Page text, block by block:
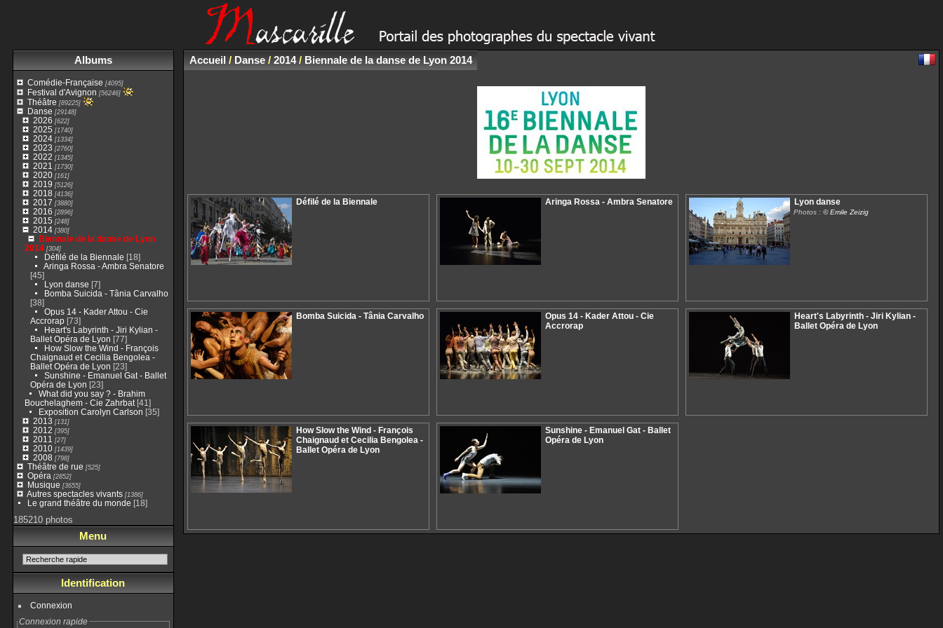
Albums
Comédie-Française [4095]
Festival d'Avignon [56246]
Théâtre [89225]
Danse [29148]
2026 [622]
2025 [1740]
2024[1334]
2023 [2760]
2022 [1345]
2021 [1730]
2020[161]
2019 [5126]
2018 [4136]
2017 [3880]
2016 [2896]
2015 [248]
2014[380]
Biennale de la danse de Lyon
2014[304]
Défilé de la Biennale [18]
Aringa Rossa - Ambra Senatore
[45]
Lyon danse [7]
Bomba Suicida - Tânia Carvalho
[38]
Opus 14 - Kader Attou - Cie
Accrorap[73]
Heart's Labyrinth - Jiri Kylian -
Ballet Opéra de Lyon [77]
How Slow the Wind - François
Chaignaud et Cecilia Bengolea -
Ballet Opéra de Lyon [23]
Sunshine - Emanuel Gat - Ballet
Opéra de Lyon [23]
What did you say ? - Brahim
Bouchelaghem - Cie Zahrbat[41]
Exposition Carolyn Carlson [35]
2013 [131]
2012 [395]
2011 [27]
2010[1439]
2008 [798]
Théâtre de rue [525]
Opéra [2852]
Musique [3655]
Autres spectacles vivants[1386]
Le grand théâtre du monde [18]
185210 photos
Menu
Identification
Connexion
Connexion rapide
Accueil/ Danse/ 2014/ Biennale de la danse de Lyon 2014
Défilé de la Biennale Aringa Rossa - Ambra Senatore Lyon danse
Photos :© Emile Zeizig
Bomba Suicida - Tânia Carvalho
Opus 14 - Kader Attou - Cie
Accrorap
Heart's Labyrinth - Jiri Kylian -
Ballet Opéra de Lyon
How Slow the Wind - François
Chaignaud et Cecilia Bengolea -
Ballet Opéra de Lyon
Sunshine - Emanuel Gat - Ballet
Opéra de Lyon